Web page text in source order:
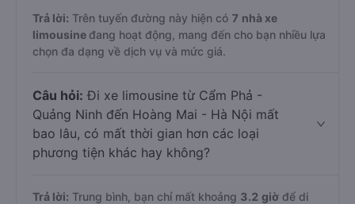
Trả lời: Trên tuyến đường này hiện có 7 nhà xe
limousine đang hoạt động, mang đến cho bạn nhiều lựa
chọn đa dạng về dịch vụ và mức giá.
Câu hỏi: Đi xe limousine từ Cẩm Phả -
Quảng Ninh đến Hoàng Mai - Hà Nội mất
bao lâu, có mất thời gian hơn các loại
phương tiện khác hay không?
Trả lời: Trung bình, bạn chỉ mất khoảng 3.2 giờ để di